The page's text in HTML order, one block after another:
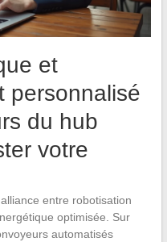
et
personnalisé
du hub
votre
entre robotisation
optimisée. Sur
automatisés